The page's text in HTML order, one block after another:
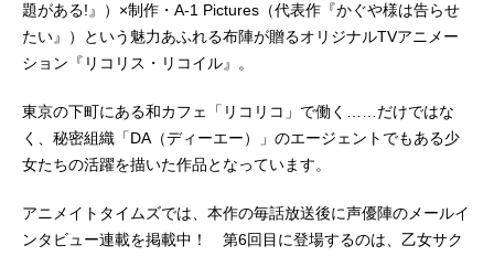
題がある!』）×制作・A-1 Pictures（代表作『かぐや様は告らせ
たい』）という魅力あふれる布陣が贈るオリジナルTVアニメー
ション『リコリス・リコイル』。
東京の下町にある和カフェ「リコリコ」で働く……だけではな
く、秘密組織「DA（ディーエー）」のエージェントでもある少
女たちの活躍を描いた作品となっています。
アニメイトタイムズでは、本作の毎話放送後に声優陣のメールイ
ンタビュー連載を掲載中！ 第6回目に登場するのは、乙女サク